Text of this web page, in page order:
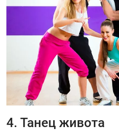
4. Танец живота